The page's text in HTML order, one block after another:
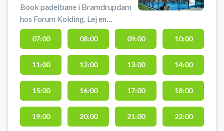
Book padelbane i Bramdrupdam
hos Forum Kolding. Lej en
padelbane og spil padel i Kolding
på en udendørs padelbane ved
Forum Kolding i Bramdrupdam.
Der tilbydes padel inklusiv
efter. Tæt på padelbanerne over et
fantastisk outdoor lounge område
til brug for spillerne efter kampen.
07:00 08:00 09:00 10:00
11:00 12:00 13:00 14:00
15:00 16:00 17:00 18:00
19:00 20:00 21:00 22:00